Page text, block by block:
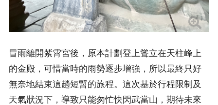
冒雨離開紫霄宮後，原本計劃登上聳立在天柱峰上
的金殿，可惜當時的雨勢逐步增強，所以最終只好
無奈地結束這趟短暫的旅程。這次基於行程限制及
天氣狀況下，導致只能匆忙快閃武當山，期待未來